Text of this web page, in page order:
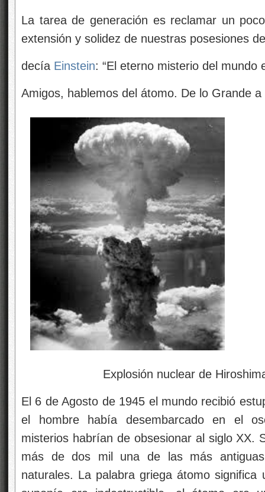
La tarea de generación es reclamar un
extensión y solidez de nuestras posesiones
decía Einstein: “El eterno misterio del mundo
Amigos, hablemos del átomo. De lo Grande a
Explosión nuclear de
El 6 de Agosto de 1945 el mundo recibió
el hombre había desembarcado en el
misterios habrían de obsesionar al siglo XX.
más de dos mil una de las más
naturales. La palabra griega átomo